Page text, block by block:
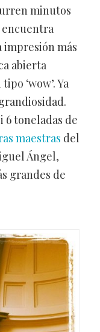
minutos
encuentra
impresión más
abierta
‘wow’. Ya
6 toneladas de
maestras del
Ángel,
grandes de